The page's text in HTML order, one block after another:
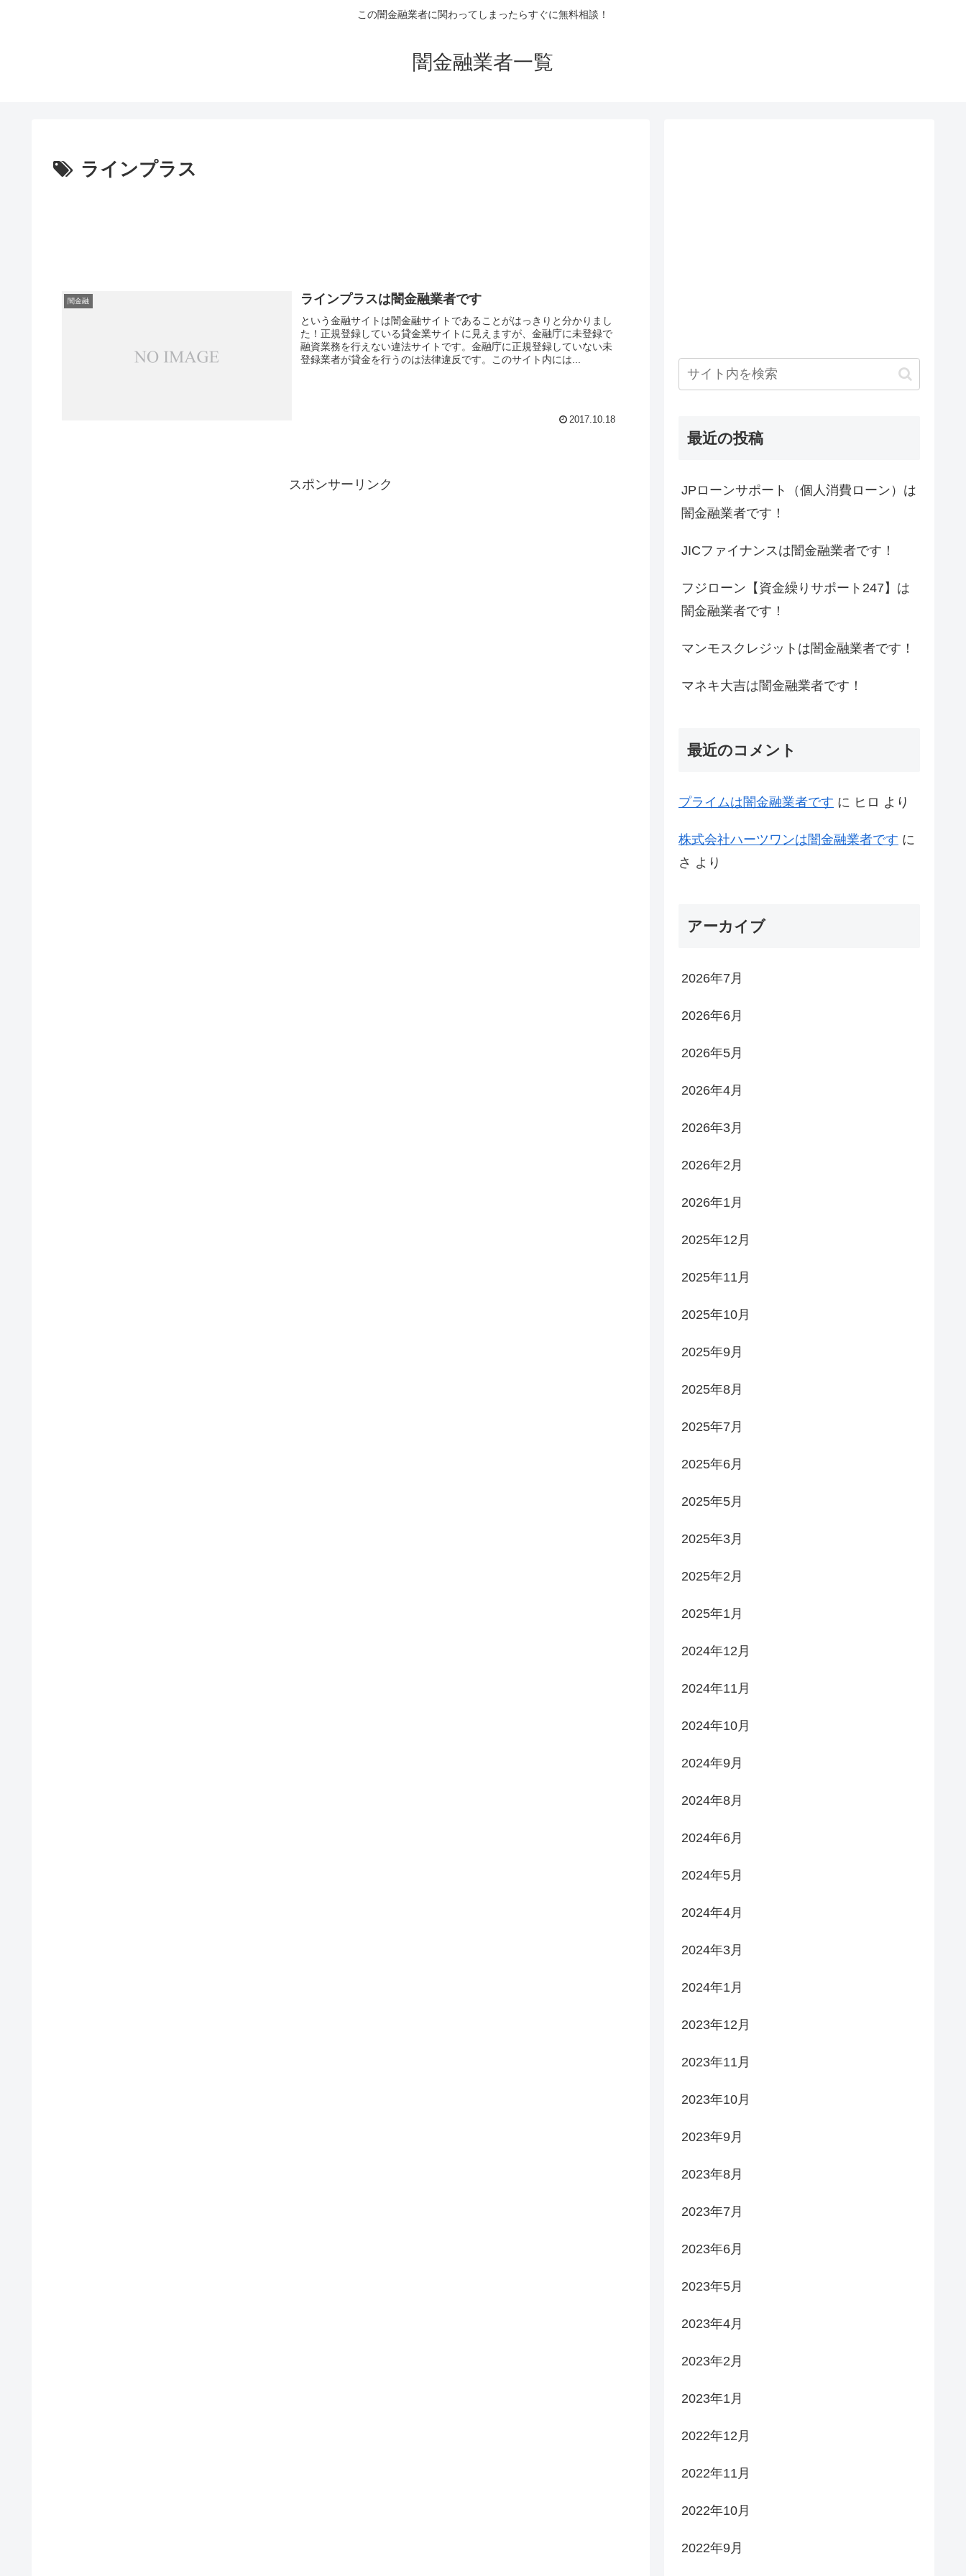
この闇金融業者に関わってしまったらすぐに無料相談！
闇金融業者一覧
ラインプラス
闇金融 ラインプラスは闇金融業者です
という金融サイトは闇金融サイトであることがはっきりと分かりまし
た！正規登録している貸金業サイトに見えますが、金融庁に未登録で
融資業務を行えない違法サイトです。金融庁に正規登録していない未
登録業者が貸金を行うのは法律違反です。このサイト内には...
2017.10.18
スポンサーリンク
最近の投稿
JPローンサポート（個人消費ローン）は
闇金融業者です！
JICファイナンスは闇金融業者です！
フジローン【資金繰りサポート247】は
闇金融業者です！
マンモスクレジットは闇金融業者です！
マネキ大吉は闇金融業者です！
最近のコメント
プライム は闇金融業者です に ヒロ より
株式会社ハーツワンは闇金融業者です に
さ より
アーカイブ
2026年7月
2026年6月
2026年5月
2026年4月
2026年3月
2026年2月
2026年1月
2025年12月
2025年11月
2025年10月
2025年9月
2025年8月
2025年7月
2025年6月
2025年5月
2025年3月
2025年2月
2025年1月
2024年12月
2024年11月
2024年10月
2024年9月
2024年8月
2024年6月
2024年5月
2024年4月
2024年3月
2024年1月
2023年12月
2023年11月
2023年10月
2023年9月
2023年8月
2023年7月
2023年6月
2023年5月
2023年4月
2023年2月
2023年1月
2022年12月
2022年11月
2022年10月
2022年9月